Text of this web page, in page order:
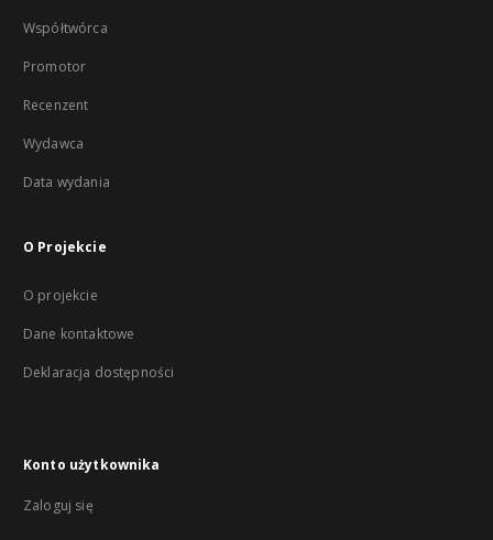
Współtwórca
Promotor
Recenzent
Wydawca
Data wydania
O Projekcie
O projekcie
Dane kontaktowe
Deklaracja dostępności
Konto użytkownika
Zaloguj się